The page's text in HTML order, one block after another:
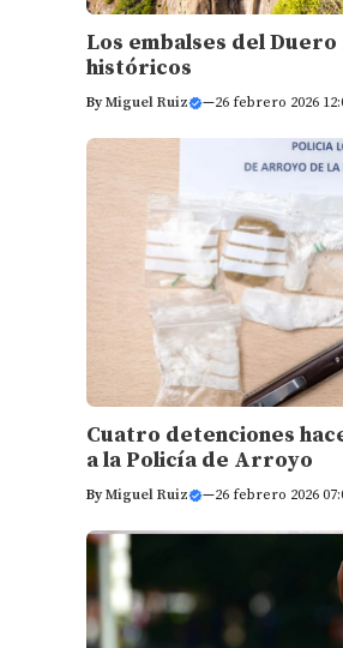
Los embalses del
históricos
ByMiguel Ruiz —26 febrero 2026
Cuatro detenciones
a la Policía de Arroyo
ByMiguel Ruiz —26 febrero 2026